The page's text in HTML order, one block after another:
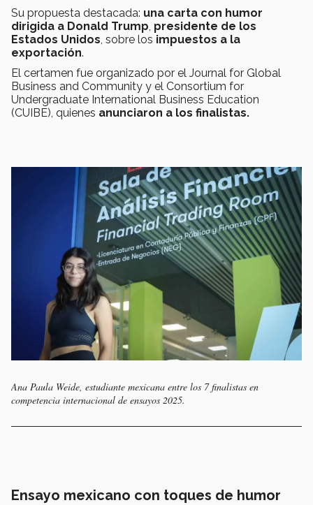
Su propuesta destacada: una carta con humor
dirigida a Donald Trump presidente de los
Estados Unidos sobre los impuestos a la
exportación.
El certamen fue organizado por el Journal for Global
Business and Community y el Consortium for
Undergraduate International Business Education
(CUIBE), quienes anunciaron a los finalistas.
Ana Paula Weide, estudiante mexicana entre los 7 finalistas en
competencia internacional de ensayos 2025.
Ensayo mexicano con toques de humor